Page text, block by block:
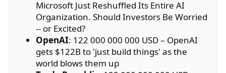
Microsoft Just Reshuffled Its Entire AI
Organization. Should Investors Be Worried
-- or Excited?
OpenAI: 122 000 000 000 USD – OpenAI
gets $122B to 'just build things' as the
world blows them up